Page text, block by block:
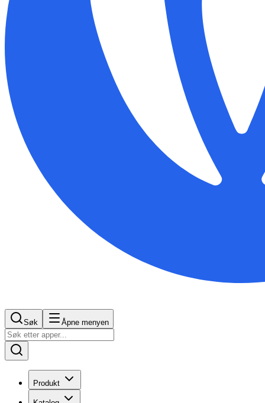
Søk Åpne menyen
Produkt